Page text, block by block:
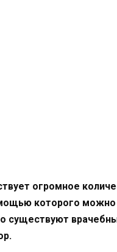
огромное
которого можно
существуют